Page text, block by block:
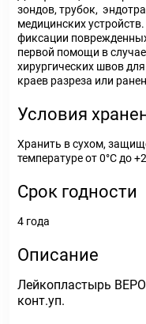
зондов, трубок,
медицинских
фиксации
первой помощи в
хирургических швов
краев разреза или
Условия
Хранить в сухом,
температуре от 0°С до
Срок годности
4 года
Описание
Лейкопластырь
конт.уп.